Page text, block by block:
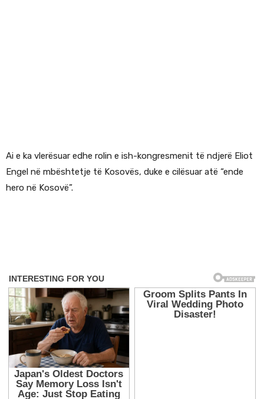
Ai e ka vlerësuar edhe rolin e ish-kongresmenit të ndjerë Eliot
Engel në mbështetje të Kosovës, duke e cilësuar atë “ende
hero në Kosovë”.